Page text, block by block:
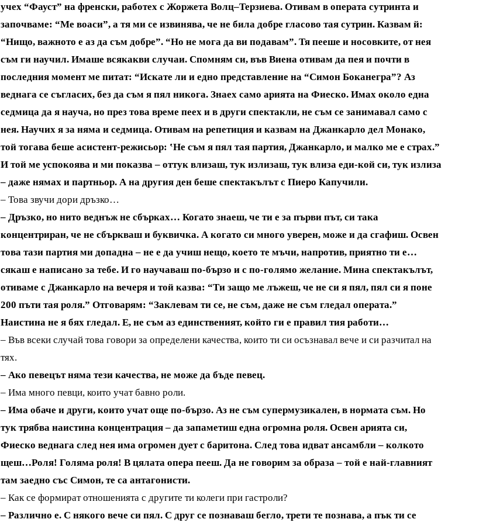
учех “Фауст” на френски, работех с Жоржета Волц–Терзиева. Отивам в операта сутринта и
започваме: “Ме воаси”, а тя ми се извинява, че не била добре гласово тая сутрин. Казвам й:
“Нищо, важното е аз да съм добре”. “Но не мога да ви подавам”. Тя пееше и носовките, от нея
съм ги научил. Имаше всякакви случаи. Спомням си, във Виена отивам да пея и почти в
последния момент ме питат: “Искате ли и едно представление на “Симон Боканегра”? Аз
веднага се съгласих, без да съм я пял никога. Знаех само арията на Фиеско. Имах около една
седмица да я науча, но през това време пеех и в други спектакли, не съм се занимавал само с
нея. Научих я за няма и седмица. Отивам на репетиция и казвам на Джанкарло дел Монако,
той тогава беше асистент-режисьор: ‛Не съм я пял тая партия, Джанкарло, и малко ме е страх.”
И той ме успокоява и ми показва – оттук влизаш, тук излизаш, тук влиза еди-кой си, тук излиза
– даже нямах и партньор. А на другия ден беше спектакълът с Пиеро Капучили.
– Това звучи дори дръзко…
– Дръзко, но нито веднъж не сбърках… Когато знаеш, че ти е за първи път, си така
концентриран, че не сбъркваш и буквичка. А когато си много уверен, може и да сгафиш. Освен
това тази партия ми допадна – не е да учиш нещо, което те мъчи, напротив, приятно ти е…
сякаш е написано за тебе. И го научаваш по-бързо и с по-голямо желание. Мина спектакълът,
отиваме с Джанкарло на вечеря и той казва: “Ти защо ме лъжеш, че не си я пял, пял си я поне
200 пъти тая роля.” Отговарям: “Заклевам ти се, не съм, даже не съм гледал операта.”
Наистина не я бях гледал. Е, не съм аз единственият, който ги е правил тия работи…
– Във всеки случай това говори за определени качества, които ти си осъзнавал вече и си разчитал на
тях.
– Ако певецът няма тези качества, не може да бъде певец.
– Има много певци, които учат бавно роли.
– Има обаче и други, които учат още по-бързо. Аз не съм супермузикален, в нормата съм. Но
тук трябва наистина концентрация – да запаметиш една огромна роля. Освен арията си,
Фиеско веднага след нея има огромен дует с баритона. След това идват ансамбли – колкото
щеш…Роля! Голяма роля! В цялата опера пееш. Да не говорим за образа – той е най-главният
там заедно със Симон, те са антагонисти.
– Как се формират отношенията с другите ти колеги при гастроли?
– Различно е. С някого вече си пял. С друг се познаваш бегло, трети те познава, а пък ти се